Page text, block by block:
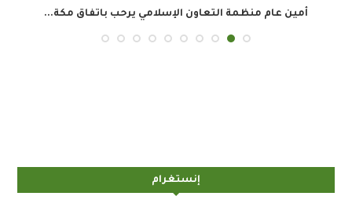
أمين عام منظمة التعاون الإسلامي يرحب باتفاق مكة...
إنستغرام